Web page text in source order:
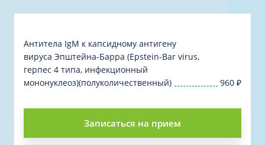
Антитела IgM к капсидному антигену
вируса Эпштейна-Барра (Epstein-Bar virus,
герпес 4 типа, инфекционный
мононуклеоз)(полуколичественный)
960 ₽
Записаться на прием